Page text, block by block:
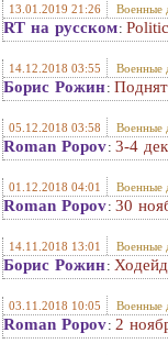
13.01.2019 21:26 Военные
RT на русском:
14.12.2018 03:55 Военные
Борис Рожин:
05.12.2018 03:58 Военные
Roman Popov: 3-4
01.12.2018 04:01 Военные
Roman Popov: 30
14.11.2018 13:01 Военные
Борис Рожин:
03.11.2018 10:05 Военные
Roman Popov: 2